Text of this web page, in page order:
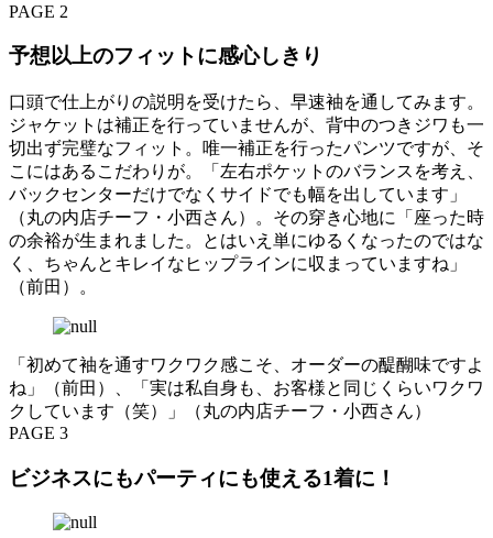
PAGE 2
予想以上のフィットに感心しきり
口頭で仕上がりの説明を受けたら、早速袖を通してみます。
ジャケットは補正を行っていませんが、背中のつきジワも一
切出ず完璧なフィット。唯一補正を行ったパンツですが、そ
こにはあるこだわりが。「左右ポケットのバランスを考え、
バックセンターだけでなくサイドでも幅を出しています」
（丸の内店チーフ・小西さん）。その穿き心地に「座った時
の余裕が生まれました。とはいえ単にゆるくなったのではな
く、ちゃんとキレイなヒップラインに収まっていますね」
（前田）。
「初めて袖を通すワクワク感こそ、オーダーの醍醐味ですよ
ね」（前田）、「実は私自身も、お客様と同じくらいワクワ
クしています（笑）」（丸の内店チーフ・小西さん）
PAGE 3
ビジネスにもパーティにも使える1着に！